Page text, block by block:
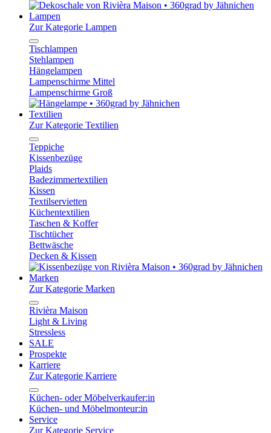
Lampen
Zur Kategorie Lampen
Tischlampen
Stehlampen
Hängelampen
Lampenschirme Mittel
Lampenschirme Groß
Textilien
Zur Kategorie Textilien
Teppiche
Kissenbezüge
Plaids
Badezimmertextilien
Kissen
Textilservietten
Küchentextilien
Taschen & Koffer
Tischtücher
Bettwäsche
Decken & Kissen
Marken
Zur Kategorie Marken
Rivièra Maison
Light & Living
Stressless
SALE
Prospekte
Karriere
Zur Kategorie Karriere
Küchen- oder Möbelverkaufer:in
Küchen- und Möbelmonteur:in
Service
Zur Kategorie Service